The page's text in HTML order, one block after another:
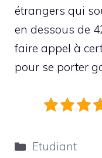
étrangers qui
en dessous de
faire appel à
pour se porter
Catégories
Etudiant